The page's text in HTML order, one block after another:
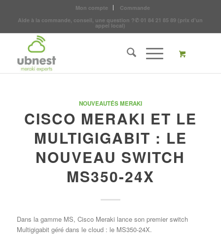
Mon compte
Commande
Aide à la commande, conseil, une question ?✆ 01 84 21 85 89 (prix d'un
appel local)
NOUVEAUTÉS MERAKI
CISCO MERAKI ET LE
MULTIGIGABIT : LE
NOUVEAU SWITCH
MS350-24X
Dans la gamme MS, Cisco Meraki lance son premier switch
Multigigabit géré dans le cloud : le MS350-24X.